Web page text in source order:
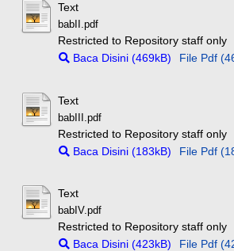
Text
babII.pdf
Restricted to Repository staff only
Baca Disini (469kB)
File Pdf
Text
babIII.pdf
Restricted to Repository staff only
Baca Disini (183kB)
File Pdf
Text
babIV.pdf
Restricted to Repository staff only
Baca Disini (423kB)
File Pdf